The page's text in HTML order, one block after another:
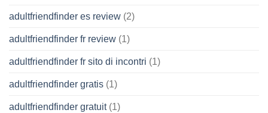
adultfriendfinder es review (2)
adultfriendfinder fr review (1)
adultfriendfinder fr sito di incontri (1)
adultfriendfinder gratis (1)
adultfriendfinder gratuit(1)